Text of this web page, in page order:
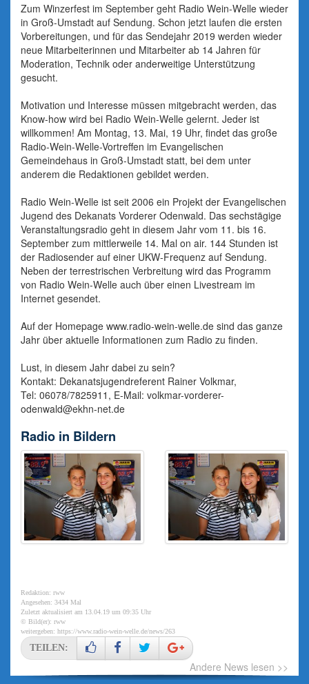
Zum Winzerfest im September geht Radio Wein-Welle wieder
in Groß-Umstadt auf Sendung. Schon jetzt laufen die ersten
Vorbereitungen, und für das Sendejahr 2019 werden wieder
neue Mitarbeiterinnen und Mitarbeiter ab 14 Jahren für
Moderation, Technik oder anderweitige Unterstützung
gesucht.
Motivation und Interesse müssen mitgebracht werden, das
Know-how wird bei Radio Wein-Welle gelernt. Jeder ist
willkommen! Am Montag, 13. Mai, 19 Uhr, findet das große
Radio-Wein-Welle-Vortreffen im Evangelischen
Gemeindehaus in Groß-Umstadt statt, bei dem unter
anderem die Redaktionen gebildet werden.
Radio Wein-Welle ist seit 2006 ein Projekt der Evangelischen
Jugend des Dekanats Vorderer Odenwald. Das sechstägige
Veranstaltungsradio geht in diesem Jahr vom 11. bis 16.
September zum mittlerweile 14. Mal on air. 144 Stunden ist
der Radiosender auf einer UKW-Frequenz auf Sendung.
Neben der terrestrischen Verbreitung wird das Programm
von Radio Wein-Welle auch über einen Livestream im
Internet gesendet.
Auf der Homepage www.radio-wein-welle.de sind das ganze
Jahr über aktuelle Informationen zum Radio zu finden.
Lust, in diesem Jahr dabei zu sein?
Kontakt: Dekanatsjugendreferent Rainer Volkmar,
Tel: 06078/7825911, E-Mail: volkmar-vorderer-
odenwald@ekhn-net.de
Radio in Bildern
Redaktion: rww
Angesehen: 3434 Mal
Zuletzt aktualisiert am 13.04.19 um 09:35 Uhr
© Bild(er): rww
weitergeben: https://www.radio-wein-welle.de/news/263
TEILEN:
Andere News lesen >>